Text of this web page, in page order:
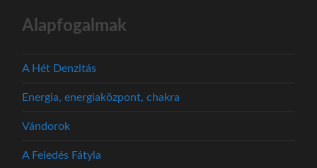
Alapfogalmak
A Hét Denzitás
Energia, energiaközpont, chakra
Vándorok
A Feledés Fátyla